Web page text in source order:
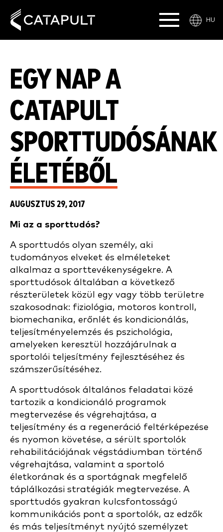
HU
EGY NAP A
CATAPULT
SPORTTUDÓSÁNAK
ÉLETÉBŐL
AUGUSZTUS 29, 2017
Mi az a sporttudós?
A sporttudós olyan személy, aki
tudományos elveket és elméleteket
alkalmaz a sporttevékenységekre. A
sporttudósok általában a következő
részterületek közül egy vagy több területre
szakosodnak: fiziológia, motoros kontroll,
biomechanika, erőnlét és kondicionálás,
teljesítményelemzés és pszichológia,
amelyeken keresztül hozzájárulnak a
sportolói teljesítmény fejlesztéséhez és
számszerűsítéséhez.
A sporttudósok általános feladatai közé
tartozik a kondicionáló programok
megtervezése és végrehajtása, a
teljesítmény és a regeneráció feltérképezése
és nyomon követése, a sérült sportolók
rehabilitációjának végstádiumban történő
végrehajtása, valamint a sportoló
életkorának és a sportágnak megfelelő
táplálkozási stratégiák megtervezése. A
sporttudós gyakran kulcsfontosságú
kommunikációs pont a sportolók, az edzők
és más teljesítményt nyújtó személyzet